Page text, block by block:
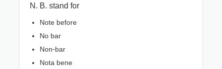
N. B. stand for
Note before
No bar
Non-bar
Nota bene